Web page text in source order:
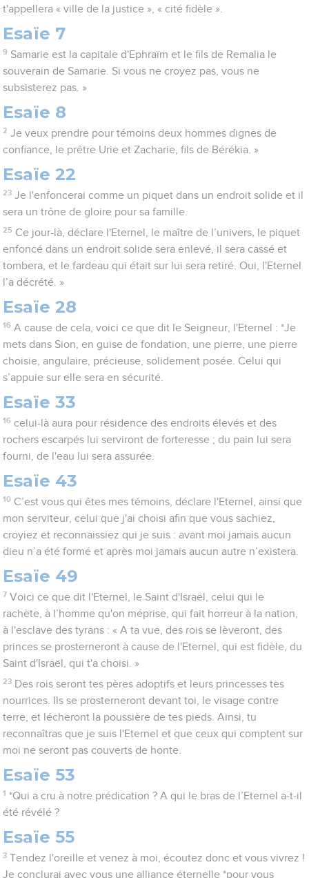
t'appellera « ville de la justice », « cité fidèle ».
Esaïe 7
9 Samarie est la capitale d'Ephraïm et le fils de Remalia le
souverain de Samarie. Si vous ne croyez pas, vous ne
subsisterez pas. »
Esaïe 8
2 Je veux prendre pour témoins deux hommes dignes de
confiance, le prêtre Urie et Zacharie, fils de Bérékia. »
Esaïe 22
23 Je l'enfoncerai comme un piquet dans un endroit solide et il
sera un trône de gloire pour sa famille.
25 Ce jour-là, déclare l'Eternel, le maître de l’univers, le piquet
enfoncé dans un endroit solide sera enlevé, il sera cassé et
tombera, et le fardeau qui était sur lui sera retiré. Oui, l'Eternel
l’a décrété. »
Esaïe 28
16 A cause de cela, voici ce que dit le Seigneur, l'Eternel : *Je
mets dans Sion, en guise de fondation, une pierre, une pierre
choisie, angulaire, précieuse, solidement posée. Celui qui
s’appuie sur elle sera en sécurité.
Esaïe 33
16 celui-là aura pour résidence des endroits élevés et des
rochers escarpés lui serviront de forteresse ; du pain lui sera
fourni, de l'eau lui sera assurée.
Esaïe 43
10 C’est vous qui êtes mes témoins, déclare l'Eternel, ainsi que
mon serviteur, celui que j'ai choisi afin que vous sachiez,
croyiez et reconnaissiez qui je suis : avant moi jamais aucun
dieu n’a été formé et après moi jamais aucun autre n’existera.
Esaïe 49
7 Voici ce que dit l'Eternel, le Saint d'Israël, celui qui le
rachète, à l’homme qu'on méprise, qui fait horreur à la nation,
à l'esclave des tyrans : « A ta vue, des rois se lèveront, des
princes se prosterneront à cause de l'Eternel, qui est fidèle, du
Saint d'Israël, qui t'a choisi. »
23 Des rois seront tes pères adoptifs et leurs princesses tes
nourrices. Ils se prosterneront devant toi, le visage contre
terre, et lécheront la poussière de tes pieds. Ainsi, tu
reconnaîtras que je suis l'Eternel et que ceux qui comptent sur
moi ne seront pas couverts de honte.
Esaïe 53
1 *Qui a cru à notre prédication ? A qui le bras de l’Eternel a-t-il
été révélé ?
Esaïe 55
3 Tendez l'oreille et venez à moi, écoutez donc et vous vivrez !
Je conclurai avec vous une alliance éternelle *pour vous